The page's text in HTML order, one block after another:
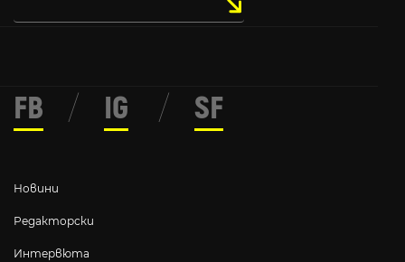
Новини
Редакторски
Интервюта
FB / IG / SF